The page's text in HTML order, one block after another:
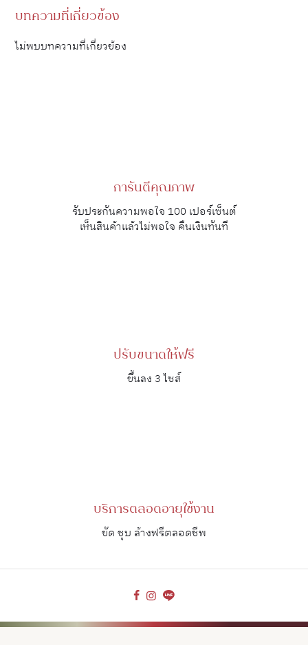
บทความที่เกี่ยวข้อง
ไม่พบบทความที่เกี่ยวข้อง
การันตีคุณภาพ
รับประกันความพอใจ 100 เปอร์เซ็นต์
เห็นสินค้าแล้วไม่พอใจ คืนเงินทันที
ปรับขนาดให้ฟรี
ขึ้นลง 3 ไซส์
บริการตลอดอายุใช้งาน
ขัด ชุบ ล้างฟรีตลอดชีพ